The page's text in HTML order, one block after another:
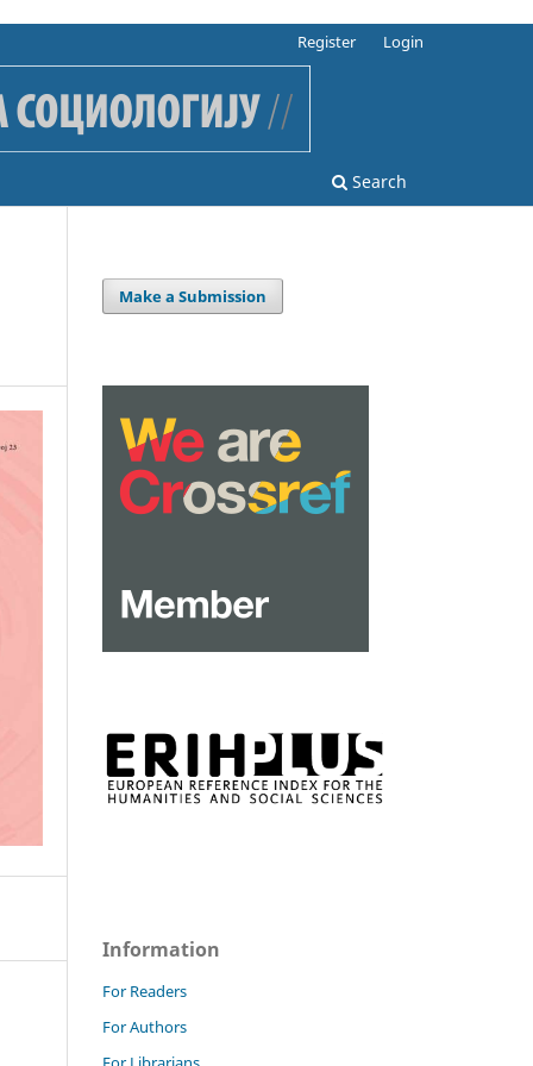
Search
Register Login
Make a Submission
Information
For Readers
For Authors